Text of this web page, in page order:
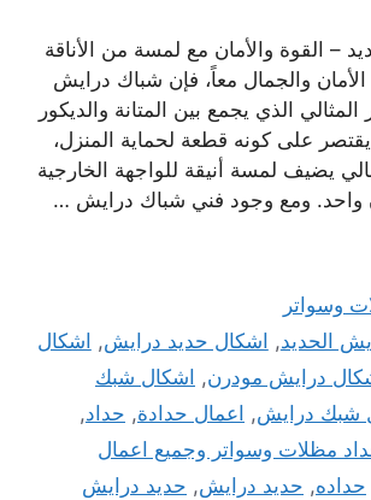
– القوة والأمان مع لمسة من الأناقة
والجمال معاً، فإن شباك درايش
المثالي الذي يجمع بين المتانة والديكور
على كونه قطعة لحماية المنزل،
يضيف لمسة أنيقة للواجهة الخارجية
واحد. ومع وجود فني شباك درايش …
وسواتر
الحديد, اشكال حديد درايش, اشكال
درايش مودرن, اشكال شبك
شبك درايش, اعمال حدادة, حداد,
مظلات وسواتر وجميع اعمال
حداده, حديد درايش, حديد درايش